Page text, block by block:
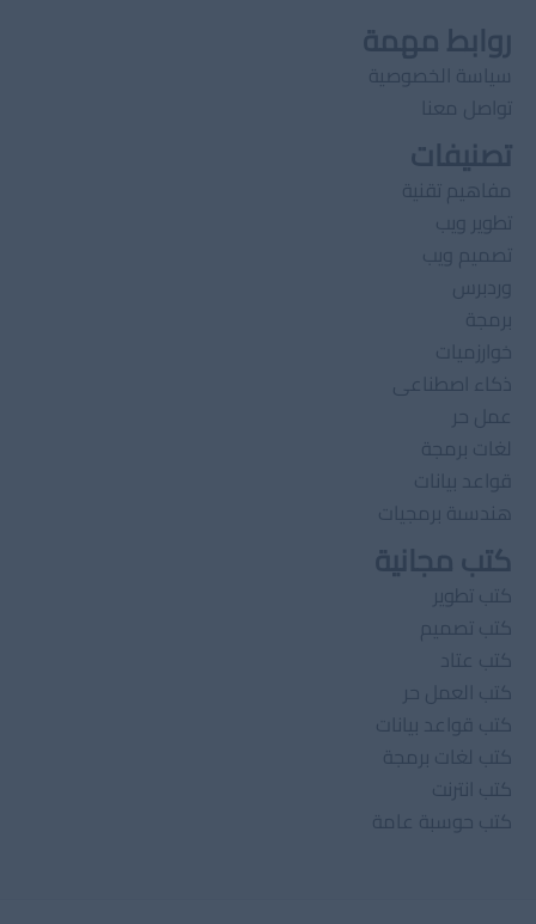
روابط مهمة
سياسة الخصوصية
تواصل معنا
تصنيفات
مفاهيم تقنية
تطوير ويب
تصميم ويب
وردبرس
برمجة
خوارزميات
ذكاء اصطناعى
عمل حر
لغات برمجة
قواعد بيانات
هندسىة برمجيات
كتب مجانية
كتب تطوير
كتب تصميم
كتب عتاد
كتب العمل حر
كتب قواعد بيانات
كتب لغات برمجة
كتب انترنت
كتب حوسبة عامة